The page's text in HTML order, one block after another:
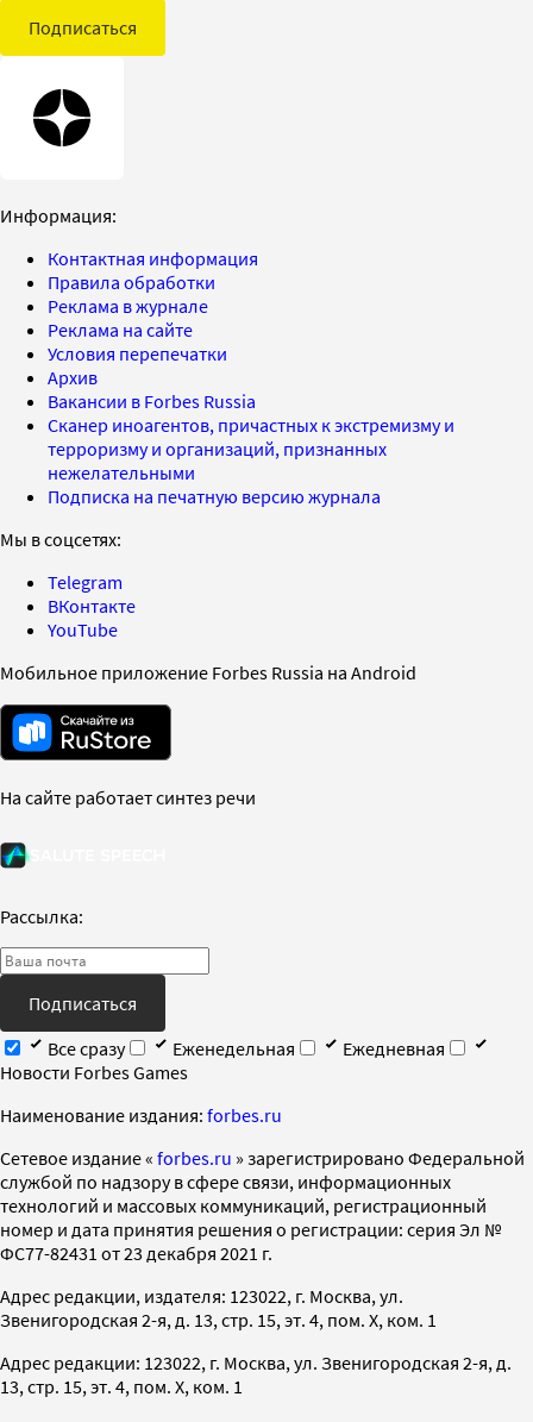
Подписаться
Информация:
Контактная информация
Правила обработки
Реклама в журнале
Реклама на сайте
Условия перепечатки
Архив
Вакансии в Forbes Russia
Сканер иноагентов, причастных к экстремизму и
терроризму и организаций, признанных
нежелательными
Подписка на печатную версию журнала
Мы в соцсетях:
Telegram
ВКонтакте
YouTube
Мобильное приложение Forbes Russia на Android
На сайте работает синтез речи
Рассылка:
Подписаться
Все сразу
Еженедельная
Ежедневная
Новости Forbes Games
Наименование издания: forbes.ru
Cетевое издание « forbes.ru » зарегистрировано Федеральной
службой по надзору в сфере связи, информационных
технологий и массовых коммуникаций, регистрационный
номер и дата принятия решения о регистрации: серия Эл №
ФС77-82431 от 23 декабря 2021 г.
Адрес редакции, издателя: 123022, г. Москва, ул.
Звенигородская 2-я, д. 13, стр. 15, эт. 4, пом. X, ком. 1
Адрес редакции: 123022, г. Москва, ул. Звенигородская 2-я, д.
13, стр. 15, эт. 4, пом. X, ком. 1